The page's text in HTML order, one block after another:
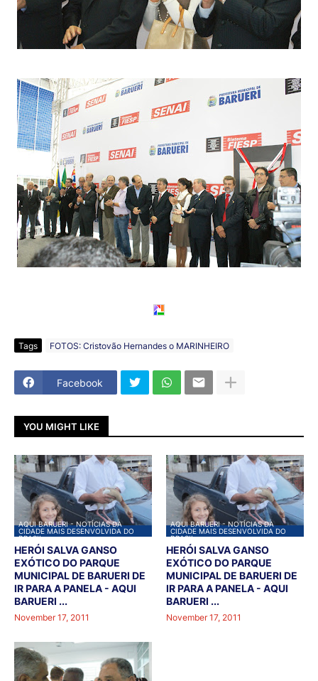
Tags FOTOS: Cristovão Hernandes o MARINHEIRO
Facebook
YOU MIGHT LIKE
AQUI BARUERI - NOTÍCIAS DA
CIDADE MAIS DESENVOLVIDA DO
BRASIL
HERÓI SALVA GANSO
EXÓTICO DO PARQUE
MUNICIPAL DE BARUERI DE
IR PARA A PANELA - AQUI
BARUERI ...
November 17, 2011
AQUI BARUERI - NOTÍCIAS DA
CIDADE MAIS DESENVOLVIDA DO
BRASIL
HERÓI SALVA GANSO
EXÓTICO DO PARQUE
MUNICIPAL DE BARUERI DE
IR PARA A PANELA - AQUI
BARUERI ...
November 17, 2011